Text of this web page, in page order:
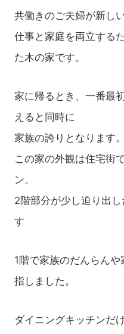
共働きのご夫婦が新し
仕事と家庭を両立する
た木の家です。
家に帰るとき、一番最
えると同時に
家族の誇りとなります。
この家の外観は住宅街
ン。
2階部分が少し迫り出
す
1階で家族のだんらん
指しました。
ダイニングキッチンだ